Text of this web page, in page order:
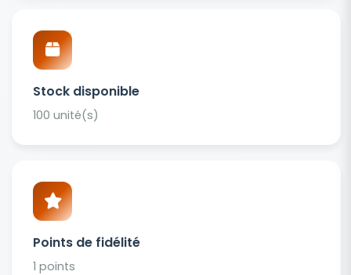
Stock disponible
100 unité(s)
Points de fidélité
1 points